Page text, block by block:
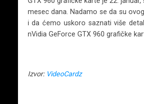
mesec dana. Nadamo se da su
i da ćemo uskoro saznati više
nVidia GeForce GTX 960 grafičke
Izvor: VideoCardz